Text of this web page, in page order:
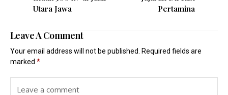
Utara Jawa
Pertamina
Leave A Comment
Your email address will not be published.
Required fields are
marked *